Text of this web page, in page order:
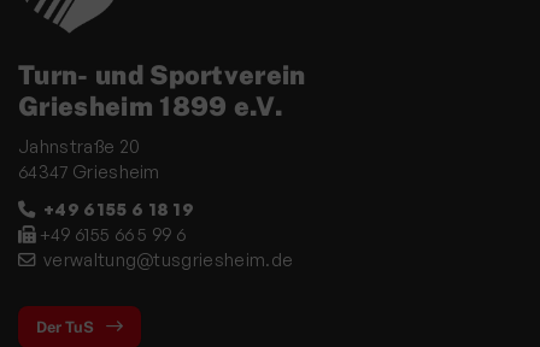
Turn- und Sportverein
Griesheim 1899 e.V.
Jahnstraße 20
64347 Griesheim
+49 6155 6 18 19
+49 6155 66 5 99 6
verwaltung@tusgriesheim.de
Der TuS